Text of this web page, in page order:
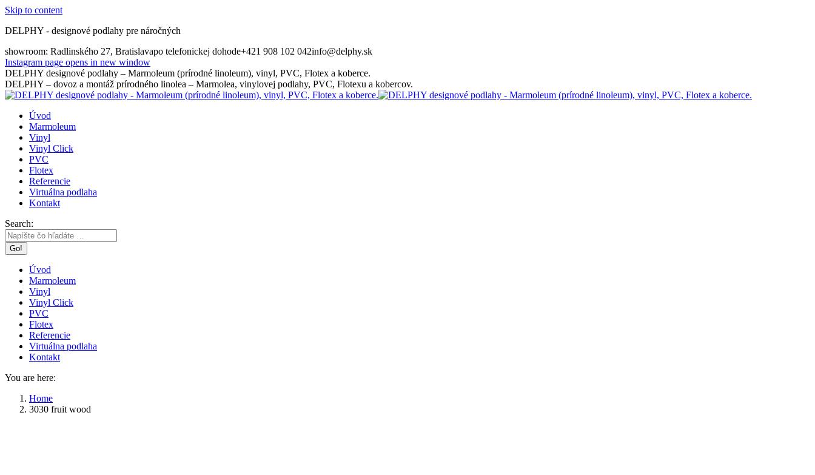
Skip to content
DELPHY - designové podlahy pre náročných
showroom: Radlinského 27, Bratislavapo telefonickej dohode+421 908 102 042info@delphy.sk
Instagram page opens in new window
DELPHY designové podlahy – Marmoleum (prírodné linoleum), vinyl, PVC, Flotex a koberce.
DELPHY – dovoz a montáž prírodného linolea – Marmolea, vinylovej podlahy, PVC, Flotexu a kobercov.
Úvod
Marmoleum
Vinyl
Vinyl Click
PVC
Flotex
Referencie
Virtuálna podlaha
Kontakt
Search:
Úvod
Marmoleum
Vinyl
Vinyl Click
PVC
Flotex
Referencie
Virtuálna podlaha
Kontakt
You are here:
Home
3030 fruit wood